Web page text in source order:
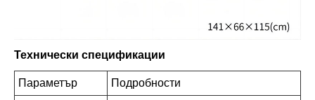
Технически спецификации
Параметър Подробности